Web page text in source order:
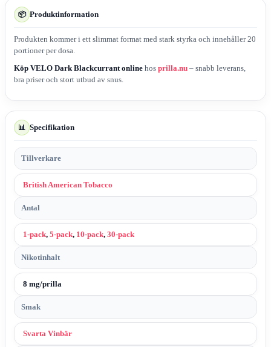
📦 Produktinformation
Produkten kommer i ett slimmat format med stark styrka och innehåller 20
portioner per dosa.
Köp VELO Dark Blackcurrant online hos prilla.nu – snabb leverans,
bra priser och stort utbud av snus.
📊 Specifikation
Tillverkare
British American Tobacco
Antal
1-pack, 5-pack, 10-pack, 30-pack
Nikotinhalt
8 mg/prilla
Smak
Svarta Vinbär